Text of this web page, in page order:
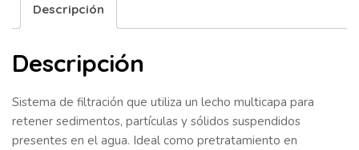
Descripción
Descripción
Sistema de filtración que utiliza un lecho multicapa para
retener sedimentos, partículas y sólidos suspendidos
presentes en el agua. Ideal como pretratamiento en